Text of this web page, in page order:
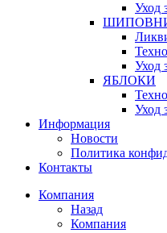
Уход
Уход
ЯБЛОКИ
Уход
Информация
Новости
Политика
Контакты
Компания
Назад
Компания